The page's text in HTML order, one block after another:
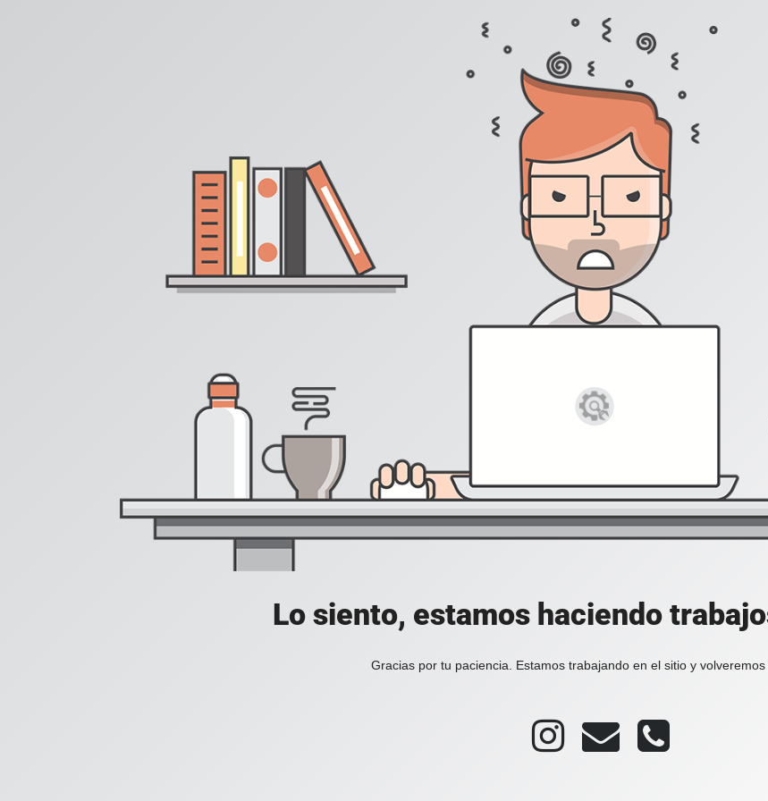
Lo siento, estamos haciendo
Gracias por tu paciencia. Estamos trabajando en el sitio y volveremos